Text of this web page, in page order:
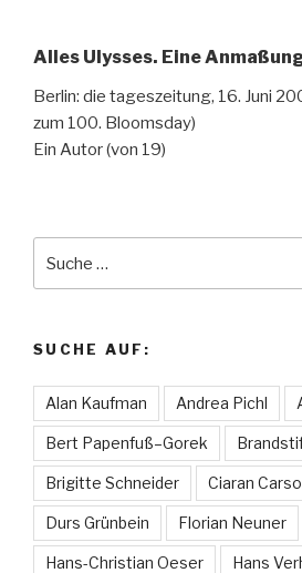
Alles Ulysses. Eine
Berlin: die tageszeitung, 16. Juni
zum 100. Bloomsday)
Ein Autor (von 19)
SUCHE AUF:
Alan Kaufman Andrea Pichl
Bert Papenfuß–Gorek
Brigitte Schneider Ciaran
Durs Grünbein Florian Neuner
Hans-Christian Oeser Hans